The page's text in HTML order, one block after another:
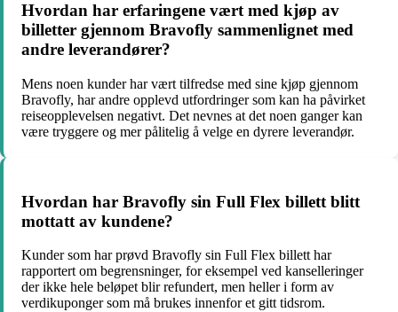
Hvordan har erfaringene vært med kjøp av
billetter gjennom Bravofly sammenlignet med
andre leverandører?
Mens noen kunder har vært tilfredse med sine kjøp gjennom
Bravofly, har andre opplevd utfordringer som kan ha påvirket
reiseopplevelsen negativt. Det nevnes at det noen ganger kan
være tryggere og mer pålitelig å velge en dyrere leverandør.
Hvordan har Bravofly sin Full Flex billett blitt
mottatt av kundene?
Kunder som har prøvd Bravofly sin Full Flex billett har
rapportert om begrensninger, for eksempel ved kanselleringer
der ikke hele beløpet blir refundert, men heller i form av
verdikuponger som må brukes innenfor et gitt tidsrom.